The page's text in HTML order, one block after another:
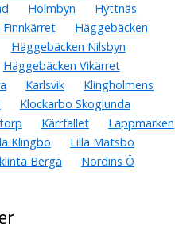
Holmbyn
Hyttnäs
Häggebäcken
Häggebäcken Nilsbyn
Häggebäcken Vikärret
Karlsvik
Klingholmens
Klockarbo Skoglunda
Kärrfallet
Lappmarken
Klingbo
Lilla Matsbo
Berga
Nordins Ö